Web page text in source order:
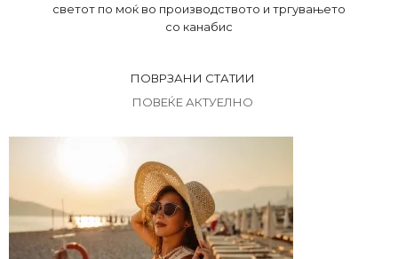
светот по моќ во производството и тргувањето
со канабис
ПОВРЗАНИ СТАТИИ
ПОВЕЌЕ АКТУЕЛНО